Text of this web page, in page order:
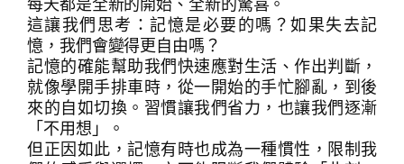
這讓我們思考：記憶是必要的嗎？如果失去記
憶，我們會變得更自由嗎？
記憶的確能幫助我們快速應對生活、作出判斷，
就像學開手排車時，從一開始的手忙腳亂，到後
來的自如切換。習慣讓我們省力，也讓我們逐漸
「不用想」。
但正因如此，記憶有時也成為一種慣性，限制我